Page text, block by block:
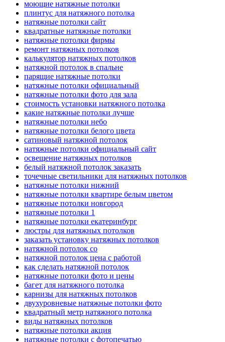
моющие натяжные потолки
плинтус для натяжного потолка
натяжные потолки сайт
квадратные натяжные потолки
натяжные потолки фирмы
ремонт натяжных потолков
калькулятор натяжных потолков
натяжной потолок в спальне
парящие натяжные потолки
натяжные потолки официальный
натяжные потолки фото для зала
стоимость установки натяжного потолка
какие натяжные потолки лучше
натяжные потолки небо
натяжные потолки белого цвета
сатиновый натяжной потолок
натяжные потолки официальный сайт
освещение натяжных потолков
белый натяжной потолок заказать
точечные светильники для натяжных потолков
натяжные потолки нижний
натяжные потолки квартире белым цветом
натяжные потолки новгород
натяжные потолки 1
натяжные потолки екатеринбург
люстры для натяжных потолков
заказать установку натяжных потолков
натяжной потолок со
натяжной потолок цена с работой
как сделать натяжной потолок
натяжные потолки фото и цены
багет для натяжного потолка
карнизы для натяжных потолков
двухуровневые натяжные потолки фото
квадратный метр натяжного потолка
виды натяжных потолков
натяжные потолки акция
натяжные потолки с фотопечатью